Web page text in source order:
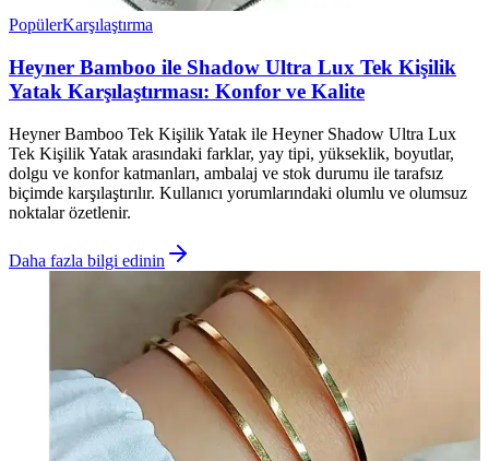
PopülerKarşılaştırma
Heyner Bamboo ile Shadow Ultra Lux Tek Kişilik
Yatak Karşılaştırması: Konfor ve Kalite
Heyner Bamboo Tek Kişilik Yatak ile Heyner Shadow Ultra Lux
Tek Kişilik Yatak arasındaki farklar, yay tipi, yükseklik, boyutlar,
dolgu ve konfor katmanları, ambalaj ve stok durumu ile tarafsız
biçimde karşılaştırılır. Kullanıcı yorumlarındaki olumlu ve olumsuz
noktalar özetlenir.
Daha fazla bilgi edinin